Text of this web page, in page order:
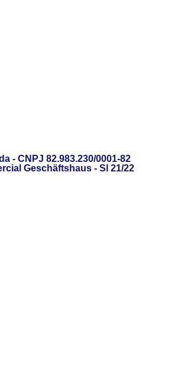
- CNPJ 82.983.230/0001-82
Geschäftshaus - Sl 21/22